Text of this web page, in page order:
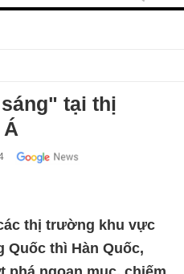
tại thị
thị trường khu vực
Quốc thì Hàn Quốc,